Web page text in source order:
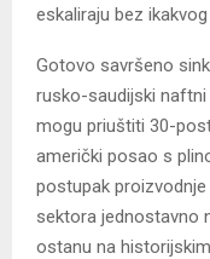
eskaliraju bez
Gotovo savršeno
rusko-saudijski naftni
mogu priuštiti 30-
američki posao s
postupak
sektora jednostavno
ostanu na